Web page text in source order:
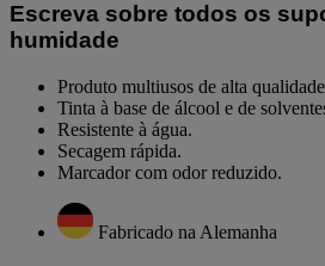
Escreva sobre todos os
humidade
Produto multiusos de alta
Tinta à base de álcool e de
Resistente à água.
Secagem rápida.
Marcador com odor reduzido.
Fabricado na Alemanha